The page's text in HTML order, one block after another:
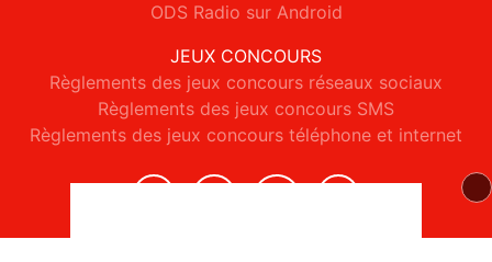
ODS Radio sur Android
JEUX CONCOURS
Règlements des jeux concours réseaux sociaux
Règlements des jeux concours SMS
Règlements des jeux concours téléphone et internet